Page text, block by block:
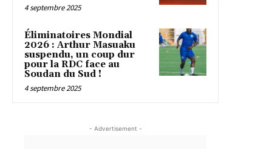
4 septembre 2025
Éliminatoires Mondial
2026 : Arthur Masuaku
suspendu, un coup dur
pour la RDC face au
Soudan du Sud !
4 septembre 2025
- Advertisement -